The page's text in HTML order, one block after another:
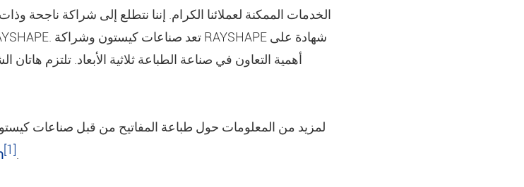
الخدمات الممكنة لعملائنا الكرام. إننا نتطلع إلى شراكة ناجحة
أهمية التعاون في صناعة الطباعة ثلاثية الأبعاد. تلتزم
لمزيد من المعلومات حول طباعة المفاتيح من قبل صناعات
[1]